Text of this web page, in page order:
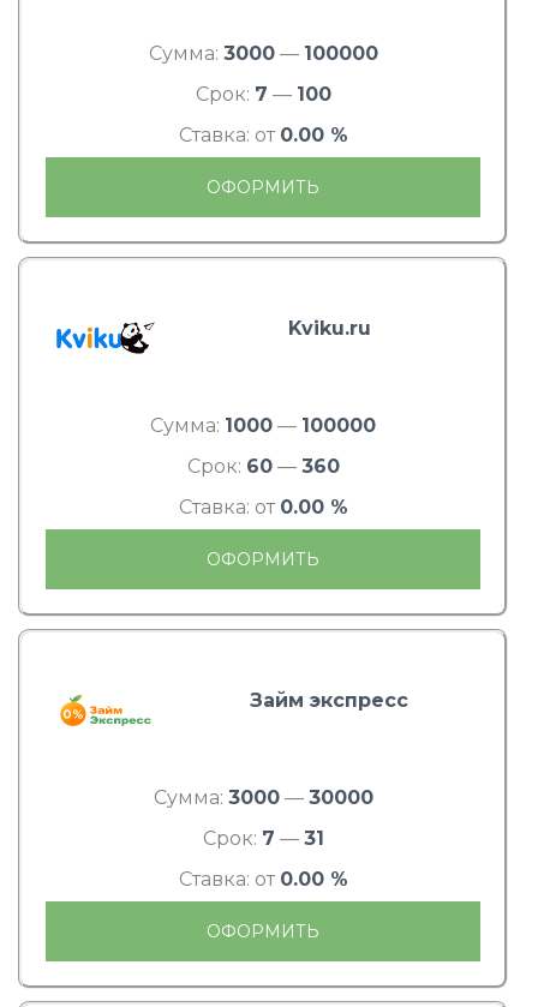
Сумма: 3000— 100000
Срок: 7 — 100
Ставка: от 0.00 %
ОФОРМИТЬ
Kviku.ru
Сумма: 1000 — 100000
Срок: 60— 360
Ставка: от 0.00 %
ОФОРМИТЬ
Займ экспресс
Сумма: 3000— 30000
Срок: 7 — 31
Ставка: от 0.00 %
ОФОРМИТЬ